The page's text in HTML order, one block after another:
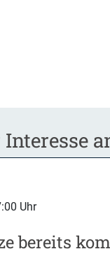
Uhr
bereits